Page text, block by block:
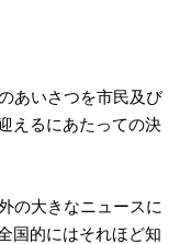
あいさつを市民及び
えるにあたっての決
の大きなニュースに
国的にはそれほど知